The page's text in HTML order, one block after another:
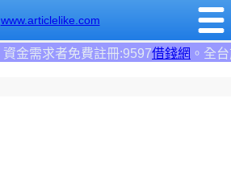
www.articlelike.com
借錢網。全台前三大借錢網站！